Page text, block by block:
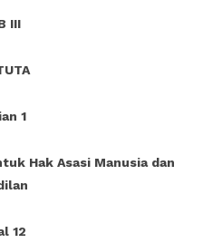
III
1
Hak Asasi Manusia dan
12